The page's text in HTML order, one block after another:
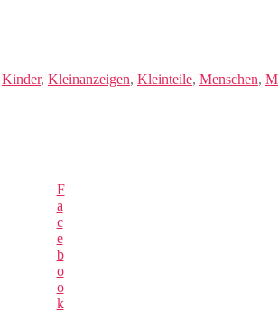
Kinder, Kleinanzeigen, Kleinteile, Menschen,
F
a
c
e
b
o
o
k